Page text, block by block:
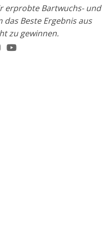
erprobte Bartwuchs- und
Beste Ergebnis aus
zu gewinnen.